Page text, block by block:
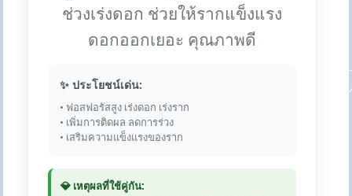
ช่วงเร่งดอก ช่วยให้รากแข็งแรง
ดอกออกเยอะ คุณภาพดี
✨ ประโยชน์เด่น:
• ฟอสฟอรัสสูง เร่งดอก เร่งราก
• เพิ่มการติดผล ลดการร่วง
• เสริมความแข็งแรงของราก
💎 เหตุผลที่ใช้คู่กัน: